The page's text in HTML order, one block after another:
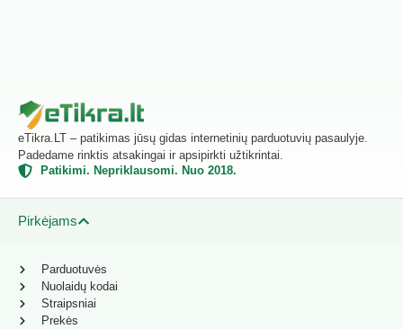
eTikra.LT – patikimas jūsų gidas internetinių parduotuvių pasaulyje.
Padedame rinktis atsakingai ir apsipirkti užtikrintai.
Patikimi. Nepriklausomi. Nuo 2018.
Pirkėjams
Parduotuvės
Nuolaidų kodai
Straipsniai
Prekės